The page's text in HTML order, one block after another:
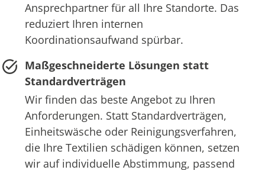
Ansprechpartner für all Ihre Standorte. Das
reduziert Ihren internen
Koordinationsaufwand spürbar.
Maßgeschneiderte Lösungen statt
Standardverträgen
Wir finden das beste Angebot zu Ihren
Anforderungen. Statt Standardverträgen,
Einheitswäsche oder Reinigungsverfahren,
die Ihre Textilien schädigen können, setzen
wir auf individuelle Abstimmung, passend